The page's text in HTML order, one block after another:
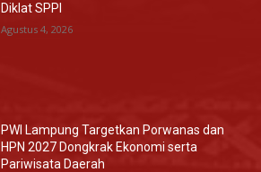
Diklat SPPI
Agustus 4, 2026
PWI Lampung Targetkan Porwanas dan
HPN 2027 Dongkrak Ekonomi serta
Pariwisata Daerah